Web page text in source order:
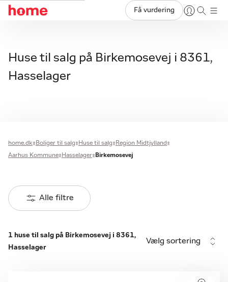
Få vurdering
Huse til salg på Birkemosevej i 8361,
Hasselager
home.dk Boliger til salg Huse til salg
Region Midtjylland
Aarhus Kommune
Hasselager Birkemosevej
Alle filtre
1 huse til salg på Birkemosevej i 8361,
Hasselager
Vælg sortering